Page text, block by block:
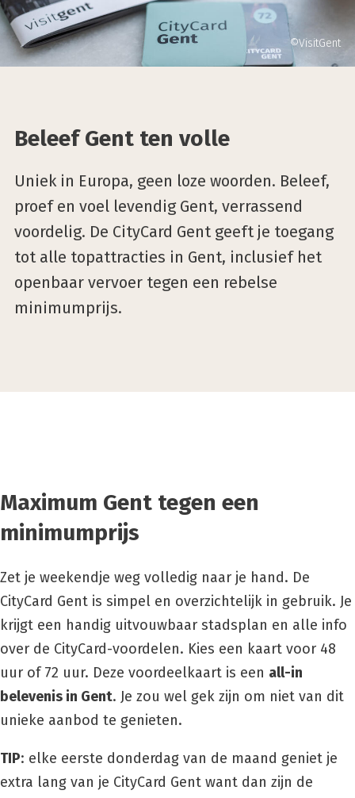
©VisitGent
Beleef Gent ten volle
Uniek in Europa, geen loze woorden. Beleef,
proef en voel levendig Gent, verrassend
voordelig. De CityCard Gent geeft je toegang
tot alle topattracties in Gent, inclusief het
openbaar vervoer tegen een rebelse
minimumprijs.
Maximum Gent tegen een
minimumprijs
Zet je weekendje weg volledig naar je hand. De
CityCard Gent is simpel en overzichtelijk in gebruik. Je
krijgt een handig uitvouwbaar stadsplan en alle info
over de CityCard-voordelen. Kies een kaart voor 48
uur of 72 uur. Deze voordeelkaart is een all-in
belevenis in Gent. Je zou wel gek zijn om niet van dit
unieke aanbod te genieten.
TIP: elke eerste donderdag van de maand geniet je
extra lang van je CityCard Gent want dan zijn de